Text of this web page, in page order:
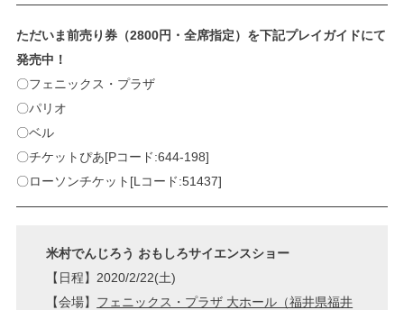
ただいま前売り券（2800円・全席指定）を下記プレイガイドにて
発売中！
〇フェニックス・プラザ
〇パリオ
〇ベル
〇チケットぴあ[Pコード:644-198]
〇ローソンチケット[Lコード:51437]
米村でんじろう おもしろサイエンスショー
【日程】2020/2/22(土)
【会場】 フェニックス・プラザ 大ホール（福井県福井